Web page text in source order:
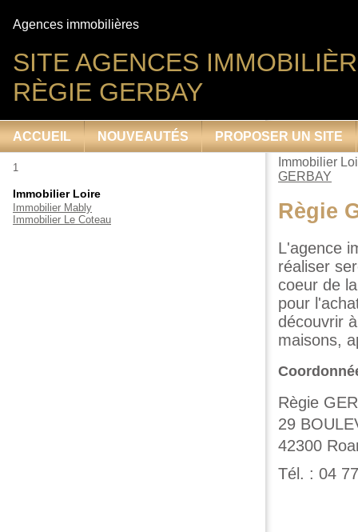
SITE AGENCES
RÈGIE GERBAY
Agences immobilières
ACCUEIL NOUVEAUTÉS PROPOSER UN SITE
1
Immobilier Loire
Immobilier Mably
Immobilier Le Coteau
Immobilier
GERBAY
Règie
L'agence
réaliser
coeur de
pour
découvrir
maisons,
Règie
29
42300
Tél. : 04